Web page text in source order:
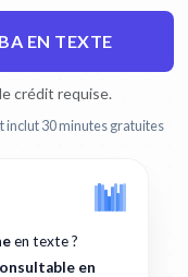
EN TEXTE
crédit requise.
inclut 30 minutes gratuites
en texte ?
en